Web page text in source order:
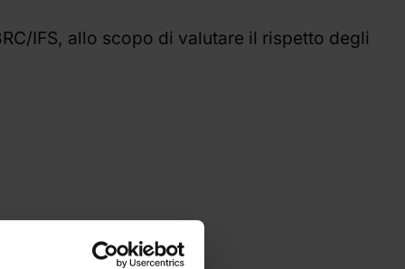
IFS, allo scopo di valutare il rispetto degli